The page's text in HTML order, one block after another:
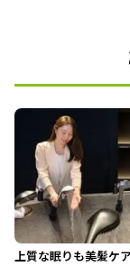
上質な眠りも美髪ケ